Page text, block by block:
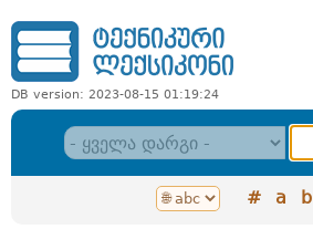
DB version: 2023-08-15 01:19:24
# a b